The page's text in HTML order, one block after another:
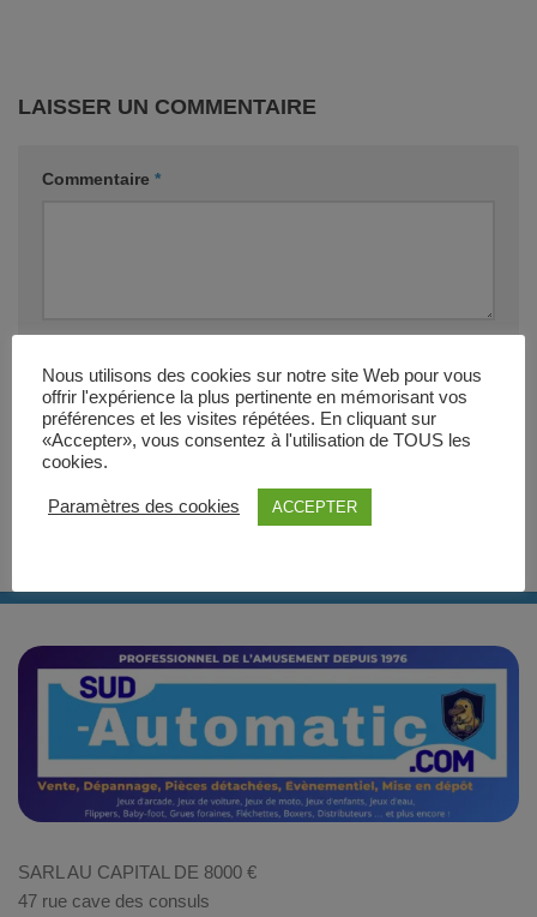
LAISSER UN COMMENTAIRE
Commentaire *
Site web
SARL AU CAPITAL DE 8000 €
47 rue cave des consuls
Nous utilisons des cookies sur notre site Web pour vous
offrir l'expérience la plus pertinente en mémorisant vos
préférences et les visites répétées. En cliquant sur
«Accepter», vous consentez à l'utilisation de TOUS les
cookies.
Paramètres des cookies ACCEPTER